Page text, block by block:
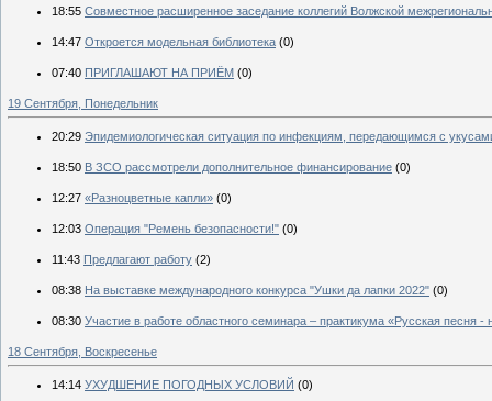
18:55 Совместное расширенное заседание коллегий Волжской
14:47 Откроется модельная библиотека (0)
07:40 ПРИГЛАШАЮТ НА ПРИЁМ (0)
19 Сентября, Понедельник
20:29 Эпидемиологическая ситуация по инфекциям, передающимся с
18:50 В ЗСО рассмотрели дополнительное финансирование (0)
12:27 «Разноцветные капли» (0)
12:03 Операция "Ремень безопасности!" (0)
11:43 Предлагают работу (2)
08:38 На выставке международного конкурса "Ушки да лапки 2022" (0)
08:30 Участие в работе областного семинара – практикума «Русская песня -
18 Сентября, Воскресенье
14:14 УХУДШЕНИЕ ПОГОДНЫХ УСЛОВИЙ (0)